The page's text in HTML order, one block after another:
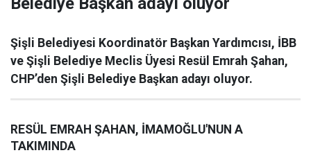
Şişli Belediyesi Koordinatör Başkan Yardımcısı, İBB
ve Şişli Belediye Meclis Üyesi Resül Emrah Şahan,
CHP’den Şişli Belediye Başkan adayı oluyor.
RESÜL EMRAH ŞAHAN, İMAMOĞLU'NUN A
TAKIMINDA